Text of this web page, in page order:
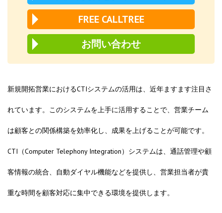
FREE CALLTREE
お問い合わせ
新規開拓営業におけるCTIシステムの活用は、近年ますます注目さ
れています。このシステムを上手に活用することで、営業チーム
は顧客との関係構築を効率化し、成果を上げることが可能です。
CTI（Computer Telephony Integration）システムは、通話管理や顧
客情報の統合、自動ダイヤル機能などを提供し、営業担当者が貴
重な時間を顧客対応に集中できる環境を提供します。